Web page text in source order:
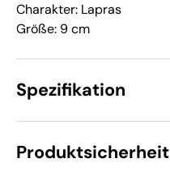
Charakter: Lapras
Größe: 9 cm
Spezifikation
Produktsicherheit